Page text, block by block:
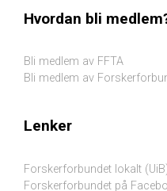
Hvordan bli
Bli medlem av FFTA
Bli medlem av
Lenker
Forskerforbundet lokalt
Forskerforbundet på